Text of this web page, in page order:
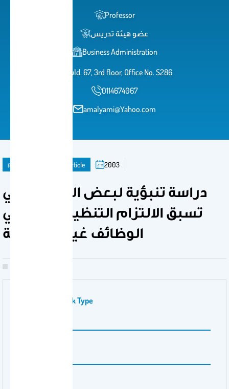
Professor
عضو هيئة تدريس
Business Administration
Buld. 67, 3rd floor, Office No. S286
0114674067
amalyami@Yahoo.com
publication Journal Article 2003
دراسة تنبؤية لبعض العوامل التي
تسبق الالتزام التنظيمي لشاغلي
الوظائف غير الإشرافية
Publication Work Type